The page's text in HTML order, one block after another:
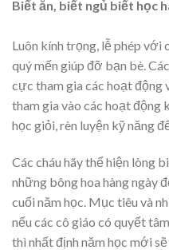
Biết ăn, biết ngủ biết học
Luôn kính trọng, lễ phép với
quý mến giúp đỡ bạn bè.
cực tham gia các hoạt động
tham gia vào các hoạt động
học giỏi, rèn luyện kỹ năng
Các cháu hãy thể hiện lòng
những bông hoa hàng ngày
cuối năm học. Mục tiêu và
nếu các cô giáo có quyết
thì nhất định năm học mới